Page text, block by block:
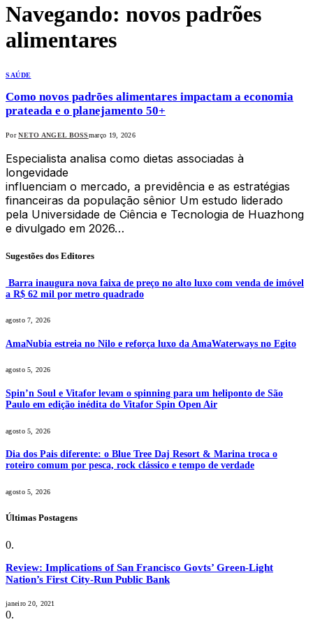
Navegando: novos padrões
alimentares
SAÚDE
Como novos padrões alimentares impactam a economia
prateada e o planejamento 50+
Por NETO ANGEL BOSSmarço 19, 2026
Especialista analisa como dietas associadas à
longevidade
influenciam o mercado, a previdência e as estratégias
financeiras da população sênior Um estudo liderado
pela Universidade de Ciência e Tecnologia de Huazhong
e divulgado em 2026…
Sugestões dos Editores
Barra inaugura nova faixa de preço no alto luxo com venda de imóvel
a R$ 62 mil por metro quadrado
agosto 7, 2026
AmaNubia estreia no Nilo e reforça luxo da AmaWaterways no Egito
agosto 5, 2026
Spin’n Soul e Vitafor levam o spinning para um heliponto de São
Paulo em edição inédita do Vitafor Spin Open Air
agosto 5, 2026
Dia dos Pais diferente: o Blue Tree Daj Resort & Marina troca o
roteiro comum por pesca, rock clássico e tempo de verdade
agosto 5, 2026
Últimas Postagens
Review: Implications of San Francisco Govts’ Green-Light
Nation’s First City-Run Public Bank
janeiro 20, 2021